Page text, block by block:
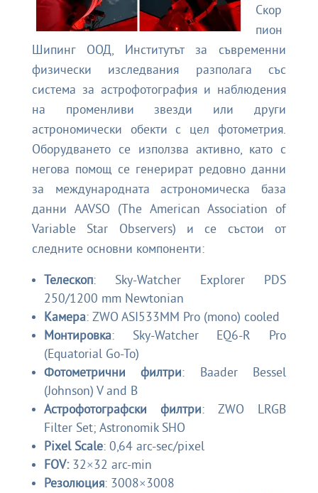
Скор
пион
Шипинг ООД, Институтът за съвременни
физически изследвания разполага със
система за астрофотография и наблюдения
на променливи звезди или други
астрономически обекти с цел фотометрия.
Оборудването се използва активно, като с
негова помощ се генерират редовно данни
за международната астрономическа база
данни AAVSO (The American Association of
Variable Star Observers) и се състои от
следните основни компоненти:
Телескоп: Sky-Watcher Explorer PDS
250/1200 mm Newtonian
Камера: ZWO ASI533MM Pro (mono) cooled
Монтировка: Sky-Watcher EQ6-R Pro
(Equatorial Go-To)
Фотометрични филтри: Baader Bessel
(Johnson) V and B
Астрофотографски филтри: ZWO LRGB
Filter Set; Astronomik SHO
Pixel Scale: 0,64 arc-sec/pixel
FOV:32×32 arc-min
Резолюция: 3008×3008